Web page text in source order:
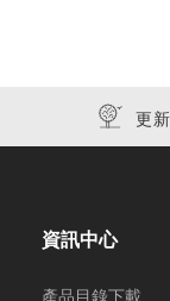
更
資訊中心
產品目錄下載